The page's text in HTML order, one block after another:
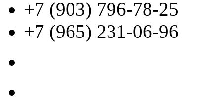
+7 (903) 796-78-25
+7 (965) 231-06-96